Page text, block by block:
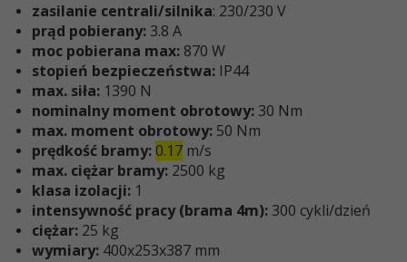
zasilanie centrali/silnika: 230/230 V
prąd pobierany: 3.8 A
moc pobierana max: 870 W
stopień bezpieczeństwa: IP44
max. siła: 1390 N
nominalny moment obrotowy: 30 Nm
max. moment obrotowy: 50 Nm
prędkość bramy: 0.17 m/s
max. ciężar bramy: 2500 kg
klasa izolacji: 1
intensywność pracy (brama 4m): 300 cykli/dzień
ciężar: 25 kg
wymiary: 400x253x387 mm